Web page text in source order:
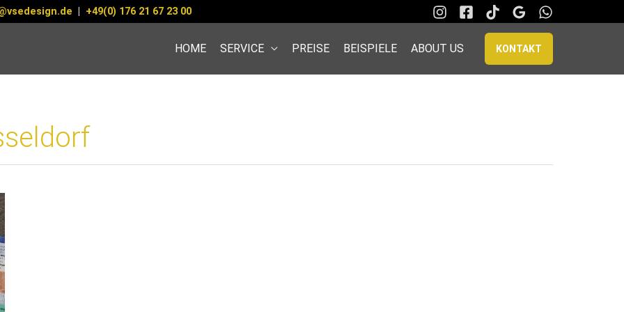
| +49(0) 176 21 67 23 00
HOME SERVICE PREISE BEISPIELE ABOUT US KONTAKT